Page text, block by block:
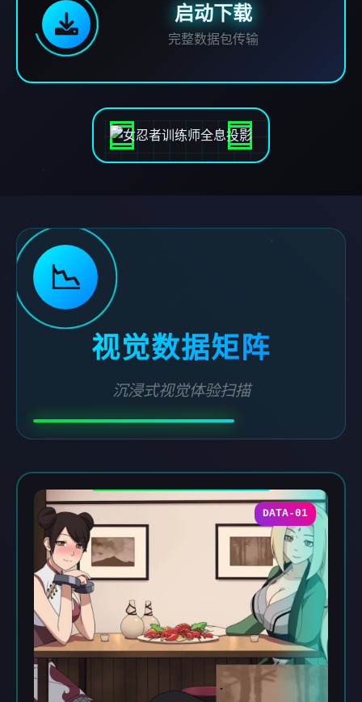
启动下载
完整数据包传输
📉
视觉数据矩阵
沉浸式视觉体验扫描
DATA-01